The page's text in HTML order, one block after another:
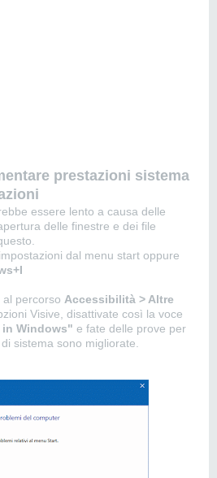
prestazioni sistema
essere lento a causa delle
delle finestre e dei file
dal menu start oppure
percorso Accessibilità > Altre
Visive, disattivate così la voce
Windows" e fate delle prove per
sistema sono migliorate.